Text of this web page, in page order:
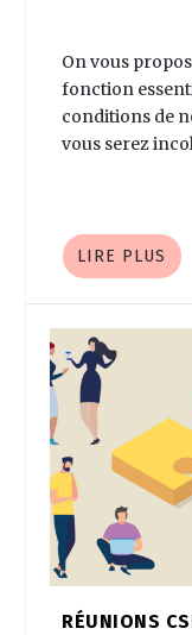
On vous
fonction
conditions de
vous serez
LIRE PLUS
RÉUNIONS